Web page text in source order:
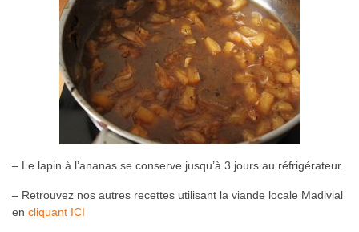
– Le lapin à l’ananas se conserve jusqu’à 3 jours au réfrigérateur.
– Retrouvez nos autres recettes utilisant la viande locale Madivial
en cliquant ICI